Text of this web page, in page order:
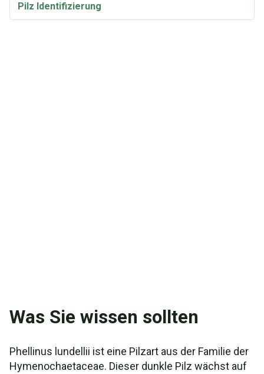
Pilz Identifizierung
Was Sie wissen sollten
Phellinus lundellii ist eine Pilzart aus der Familie der
Hymenochaetaceae. Dieser dunkle Pilz wächst auf